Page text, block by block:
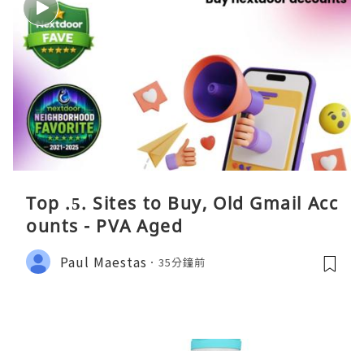
Top .5. Sites to Buy, Old Gmail Acc
ounts - PVA Aged
Paul Maestas 35分鐘前